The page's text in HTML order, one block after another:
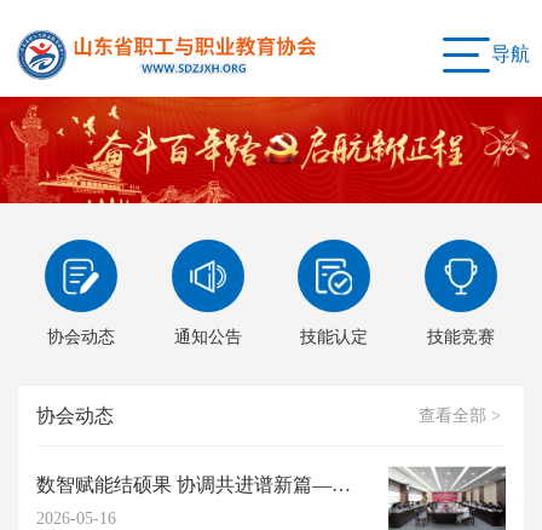
导航
协会动态 通知公告 技能认定 技能竞赛
协会动态 查看全部 >
数智赋能结硕果 协调共进谱新篇——我会2026年度高阶能力提升研习工作坊圆满...
2026-05-16